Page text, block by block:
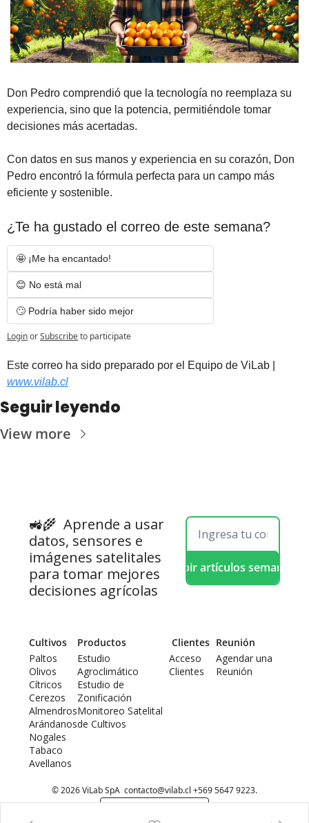
Don Pedro comprendió que la tecnología no reemplaza su
experiencia, sino que la potencia, permitiéndole tomar
decisiones más acertadas.
Con datos en sus manos y experiencia en su corazón, Don
Pedro encontró la fórmula perfecta para un campo más
eficiente y sostenible.
¿Te ha gustado el correo de este semana?
🤩 ¡Me ha encantado!
😊 No está mal
🙄 Podría haber sido mejor
LoginorSubscribeto participate
Est
www.vilab.cl
Seguir leyendo
View more
🚜🌾 Aprende a usar
datos, sensores e
imágenes satelitales
para tomar mejores
decisiones agrícolas
Recibir artículos semanales
Cultivos
Paltos
Olivos
Cítricos
Cerezos
Almendros
Arándanos
Nogales
Tabaco
Avellanos
Productos
Estudio
Agroclimático
Estudio de
Zonificación
Monitoreo Satelital
de Cultivos
Clientes
Acceso
Clientes
Reunión
Agendar una
Reunión
© 2026 ViLab SpA contacto@vilab.cl +569 5647 9223.